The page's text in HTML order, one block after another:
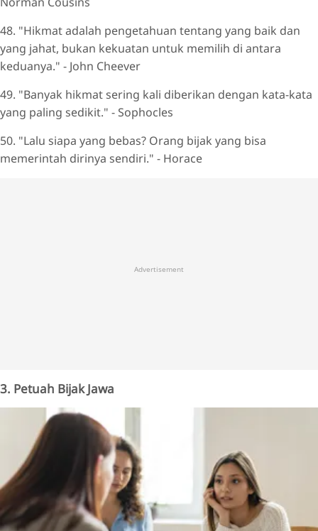
48. "Hikmat adalah pengetahuan tentang yang baik dan
yang jahat, bukan kekuatan untuk memilih di antara
keduanya." - John Cheever
49. "Banyak hikmat sering kali diberikan dengan kata-kata
yang paling sedikit." - Sophocles
50. "Lalu siapa yang bebas? Orang bijak yang bisa
memerintah dirinya sendiri." - Horace
Advertisement
3. Petuah Bijak Jawa